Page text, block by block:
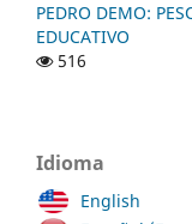
PEDRO DEMO:
EDUCATIVO
516
Idioma
English